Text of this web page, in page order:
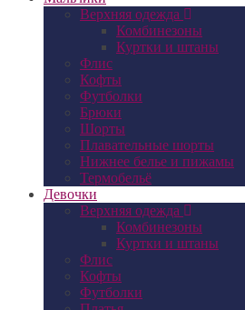
Верхняя одежда
Комбинезоны
Куртки и штаны
Флис
Кофты
Футболки
Брюки
Шорты
Плавательные шорты
Нижнее белье и пижамы
Термобельё
Девочки
Верхняя одежда
Комбинезоны
Куртки и штаны
Флис
Кофты
Футболки